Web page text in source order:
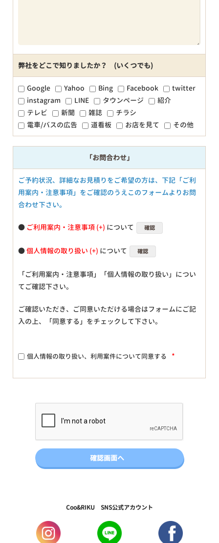
弊社をどこで知りましたか？ (いくつでも)
Google Yahoo Bing Facebook
twitter
instagram
LINE タウンページ
紹介
テレビ
新聞 雑誌
チラシ
電車/バスの広告
道看板 お店を見て その他
「お問合わせ」
ご予約状況、詳細なお見積りをご希望の方は、下記「ご利
用案内・注意事項」をご確認のうえこのフォームよりお問
合わせ下さい。
● ご利用案内・注意事項 について 確認
●個人情報の取り扱い について 確認
「ご利用案内・注意事項」「個人情報の取り扱い」につい
てご確認下さい。
ご確認いただき、ご同意いただける場合はフォームにご記
入の上、「同意する」をチェックして下さい。
個人情報の取り扱い、利用案件について同意する *
Coo&RIKU SNS公式アカウント